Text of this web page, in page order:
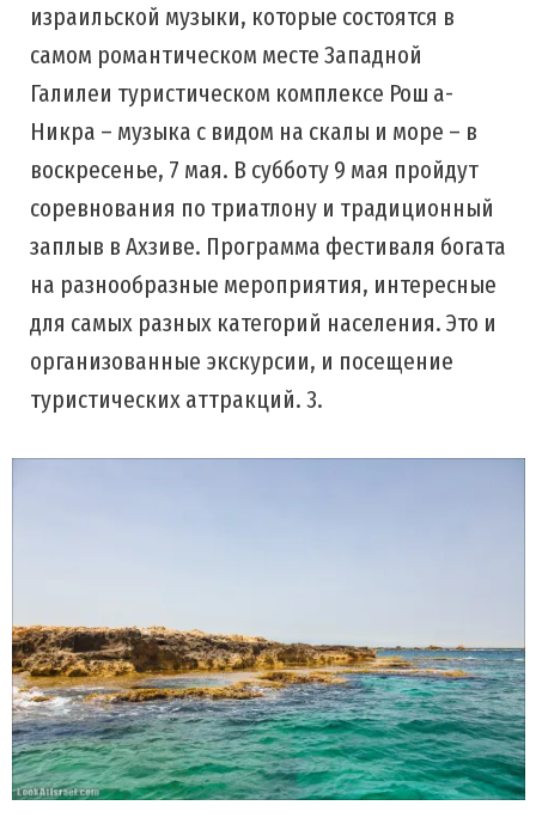
израильской музыки, которые состоятся в
самом романтическом месте Западной
Галилеи туристическом комплексе Рош а-
Никра – музыка с видом на скалы и море – в
воскресенье, 7 мая. В субботу 9 мая пройдут
соревнования по триатлону и традиционный
заплыв в Ахзиве. Программа фестиваля богата
на разнообразные мероприятия, интересные
для самых разных категорий населения. Это и
организованные экскурсии, и посещение
туристических аттракций. 3.